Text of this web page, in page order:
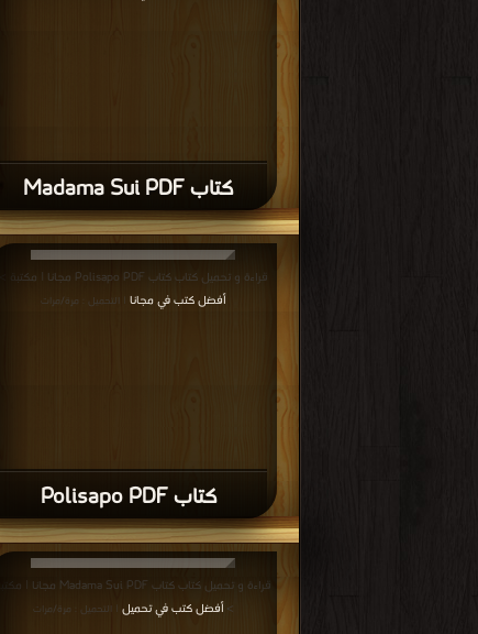
كتاب Madama Sui PDF
كتاب Polisapo PDF
قراءة و تحميل كتاب كتاب Polisapo PDF مجانا | مكتبة >
أفضل كتب في مجانا| التحميل : مرة/مرات
قراءة و تحميل كتاب كتاب Madama Sui PDF مجانا | مكتبة
>أفضل كتب في تحميل | التحميل : مرة/مرات